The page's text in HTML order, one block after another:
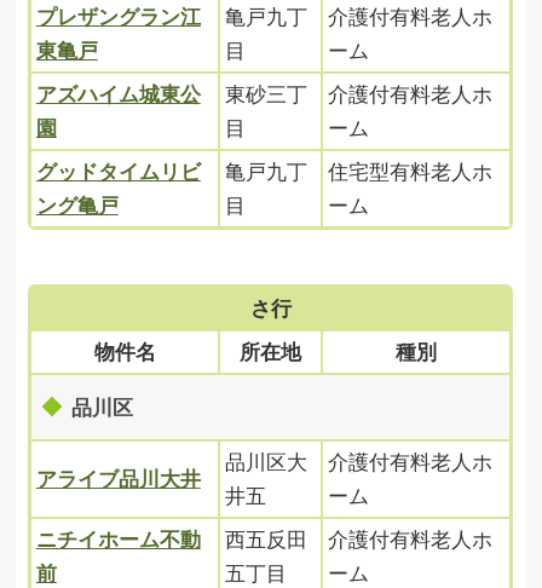
プレザングラン江
東亀戸
亀戸九丁
目
介護付有料老人ホ
ーム
アズハイム城東公
園
東砂三丁
目
介護付有料老人ホ
ーム
グッドタイムリビ
ング亀戸
亀戸九丁
目
住宅型有料老人ホ
ーム
さ行
物件名
所在地 種別
品川区
アライブ品川大井
品川区大
井五
介護付有料老人ホ
ーム
ニチイホーム不動
前
西五反田
五丁目
介護付有料老人ホ
ーム